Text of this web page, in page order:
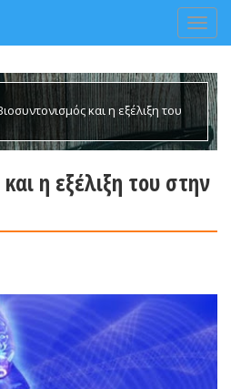
και η εξέλιξη του
η εξέλιξη του στην